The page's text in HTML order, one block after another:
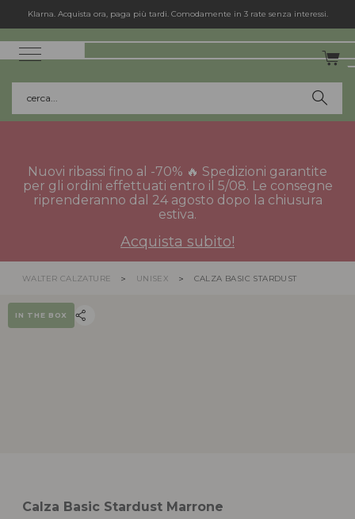
Klarna. Acquista ora, paga più tardi. Comodamente in 3 rate senza interessi.
cerca...
Nuovi ribassi fino al -70% 🔥 Spedizioni garantite
per gli ordini effettuati entro il 5/08. Le consegne
riprenderanno dal 24 agosto dopo la chiusura
estiva.
Acquista subito!
WALTER CALZATURE UNISEX CALZA BASIC STARDUST
IN THE BOX
Calza Basic Stardust Marrone